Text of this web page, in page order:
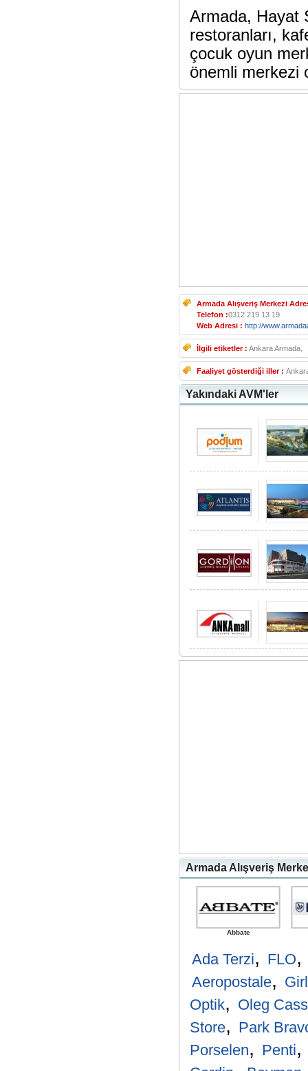
Armada, Hayat
restoranları,
çocuk oyun
önemli merkezi
Armada Alışveriş Merkezi
Telefon :0312 219 13 19
Web Adresi : http://
İlgili etiketler : Ankara Armada,
Faaliyet gösterdiği iller :
Yakındaki AVM'ler
Armada Alışveriş
Abbate
Ada Terzi, FLO,
Aeropostale,
Optik, Oleg
Store, Park
Porselen, Penti,